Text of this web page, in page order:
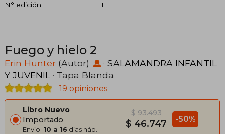
N° edición
1
Fuego y hielo 2
Erin Hunter (Autor) · SALAMANDRA INFANTIL
Y JUVENIL
· Tapa Blanda
19 opiniones
Libro Nuevo
Importado
Envío: 10 a 16 días háb.
$ 93.493
$ 46.747 -50%